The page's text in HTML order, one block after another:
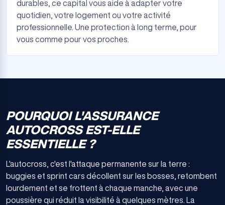
durables, ce capital vous aide à adapter votre
quotidien, votre logement ou votre activité
professionnelle. Une protection à long terme, pour
vous comme pour vos proches.
POURQUOI L'ASSURANCE
AUTOCROSS EST-ELLE
ESSENTIELLE ?
L'autocross, c'est l'attaque permanente sur la terre :
buggies et sprint cars décollent sur les bosses, retombent
lourdement et se frottent à chaque manche, avec une
poussière qui réduit la visibilité à quelques mètres. La